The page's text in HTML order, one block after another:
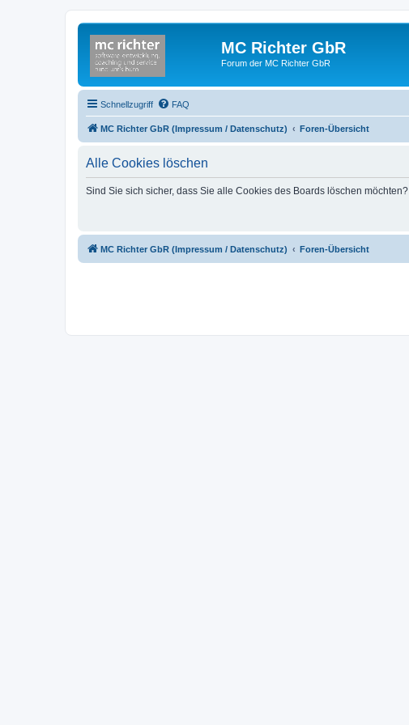
MC Richter GbR
Forum der MC Richter GbR
Schnellzugriff FAQ
MC Richter GbR (Impressum / Datenschutz) Foren-Übersicht
Alle Cookies löschen
Sind Sie sich sicher, dass Sie alle Cookies des Boards löschen möchten?
MC Richter GbR (Impressum / Datenschutz) Foren-Übersicht